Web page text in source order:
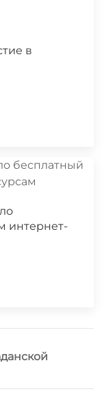
в
интернет-